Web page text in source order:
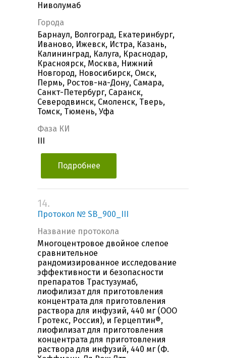
Ниволумаб
Города
Барнаул, Волгоград, Екатеринбург,
Иваново, Ижевск, Истра, Казань,
Калининград, Калуга, Краснодар,
Красноярск, Москва, Нижний
Новгород, Новосибирск, Омск,
Пермь, Ростов-на-Дону, Самара,
Санкт-Петербург, Саранск,
Северодвинск, Смоленск, Тверь,
Томск, Тюмень, Уфа
Фаза КИ
Подробнее
14.
Протокол № SB_900_III
Название протокола
Многоцентровое двойное слепое
сравнительное
рандомизированное исследование
эффективности и безопасности
препаратов Трастузумаб,
лиофилизат для приготовления
концентрата для приготовления
раствора для инфузий, 440 мг (ООО
Гротекс, Россия), и Герцептин®,
лиофилизат для приготовления
концентрата для приготовления
раствора для инфузий, 440 мг (Ф.